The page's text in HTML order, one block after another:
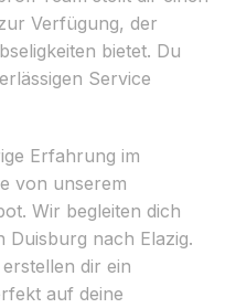
Verfügung, der
bietet. Du
Service
Erfahrung im
von unserem
Wir begleiten dich
Duisburg nach Elazig.
dir ein
auf deine